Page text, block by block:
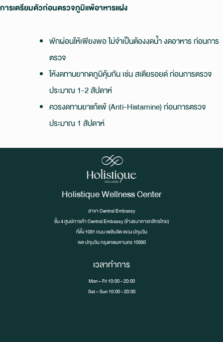
การเตรียมตัวก่อนตรวจภูมิแพ้อาหารแฝง
พักผ่อนให้เพียงพอ ไม่จำเป็นต้องงดน้ำ งดอาหาร ก่อนการ
ตรวจ
ให้งดทานยากดภูมิคุ้มกัน เช่น สเตียรอยด์ ก่อนการตรวจ
ประมาณ 1-2 สัปดาห์
ควรงดทานยาแก้แพ้ (Anti-Histamine) ก่อนการตรวจ
ประมาณ 1 สัปดาห์
Holistique Wellness Center
สาขา Central Embassy
ชั้น 4 ศูนย์การค้า Central Embassy (ข้างธนาคารกสิกรไทย)
ที่ตั้ง 1031 ถนน เพลินจิต เเขวง ปทุมวัน
เขต ปทุมวัน กรุงเทพมหานคร 10330
เวลาทำการ
Mon – Fri 10:00 - 20:00
Sat – Sun 10:00 - 20:00